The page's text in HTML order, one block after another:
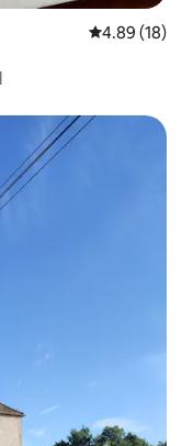
Calificación
4.89 (18)